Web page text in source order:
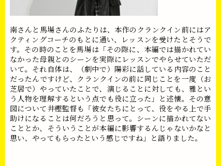
南さんと馬場さんのふたりは、本作のクランクイン前にはア
クティングコーチのもとに通い、レッスンを受けたとそうで
す。その時のことを馬場は「その際に、本編では描かれてい
なかった母親とのシーンを実際にレッスンでやらせていただ
いて。それ自体は、（劇中で）陽彩に話している内容のこと
だったんですけど、クランクインの前に同じことを一度（お
芝居で）やっていたことで、演じることに対しても、雅とい
う人物を理解するという点でも役に立った」と述懐。その意
図について井樫監督も「彼女たちにとって、役をやる上で手
助けになることは何だろうと思って。シーンに描かれてない
こととか、そういうことが本編に影響するんじゃないかなと
思い、やってもらったという感じですね」と語りました。